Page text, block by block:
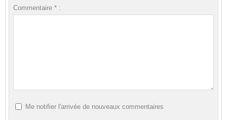
Commentaire * :
Me notifier l'arrivée de nouveaux commentaires